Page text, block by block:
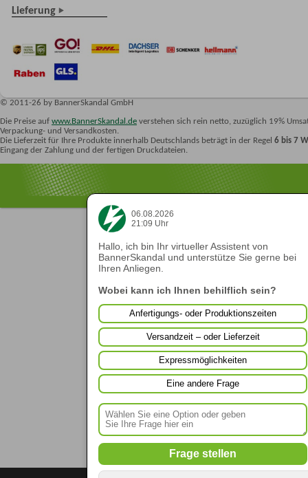
06.08.2026
21:09 Uhr
Hallo, ich bin Ihr virtueller Assistent von
BannerSkandal und unterstütze Sie gerne bei
Ihren Anliegen.
Wobei kann ich Ihnen behilflich sein?
Anfertigungs- oder Produktionszeiten
Versandzeit – oder Lieferzeit
Expressmöglichkeiten
Eine andere Frage
Frage stellen
Lieferung
© 2011-26 by BannerSkandal GmbH
Die Preise auf www.BannerSkandal.de verstehen sich rein netto, zuzüglich 19%
Verpackung- und Versandkosten.
Die Lieferzeit für Ihre Produkte innerhalb Deutschlands beträgt in der Regel 6 bis 7
Eingang der Zahlung und der fertigen Druckdateien.